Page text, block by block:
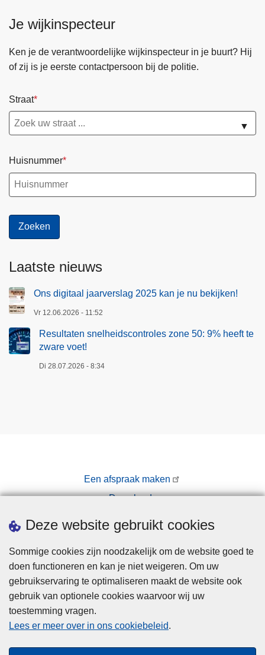
Deze website gebruikt cookies
Sommige cookies zijn noodzakelijk om de website goed te
doen functioneren en kan je niet weigeren. Om uw
gebruikservaring te optimaliseren maakt de website ook
gebruik van optionele cookies waarvoor wij uw
toestemming vragen.
Lees er meer over in ons cookiebeleid.
Je wijkinspecteur
Ken je de verantwoordelijke wijkinspecteur in je buurt? Hij
of zij is je eerste contactpersoon bij de politie.
Straat
▼
Huisnummer
Laatste nieuws
Ons digitaal jaarverslag 2025 kan je nu bekijken!
Vr 12.06.2026 - 11:52
Resultaten snelheidscontroles zone 50: 9% heeft te
zware voet!
Di 28.07.2026 - 8:34
Een afspraak maken
Downloads
Privacy
Cookies